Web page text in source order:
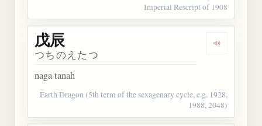
Imperial Rescript of 1908
Dengarkan
戊辰
つちのえたつ
naga tanah
Earth Dragon (5th term of the sexagenary cycle, e.g. 1928,
1988, 2048)